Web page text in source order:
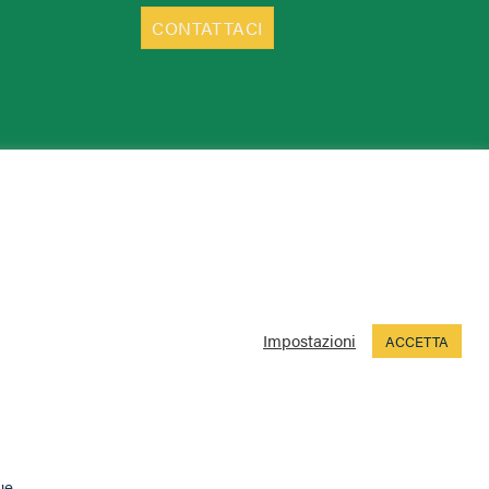
CONTATTACI
Impostazioni ACCETTA